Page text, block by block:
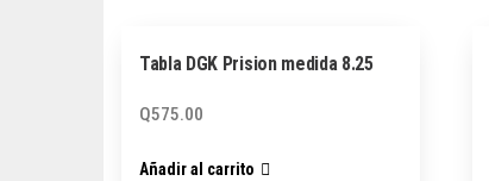
Tabla DGK Prision medida 8.25
Q575.00
Añadir al carrito